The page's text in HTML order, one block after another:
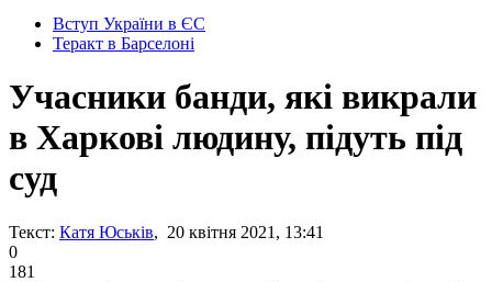
Вступ України в ЄС
Теракт в Барселоні
Учасники банди, які викрали
в Харкові людину, підуть під
суд
Текст: Катя Юськів, 20 квітня 2021, 13:41
0
181